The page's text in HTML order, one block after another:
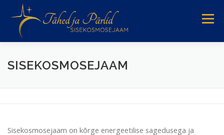
content
Menu
MEIST PSÜHHOTERAAPIA
SISEKOSMOSEJAAM
Sisekosmosejaam on kõrge energeetilise sagedusega ja